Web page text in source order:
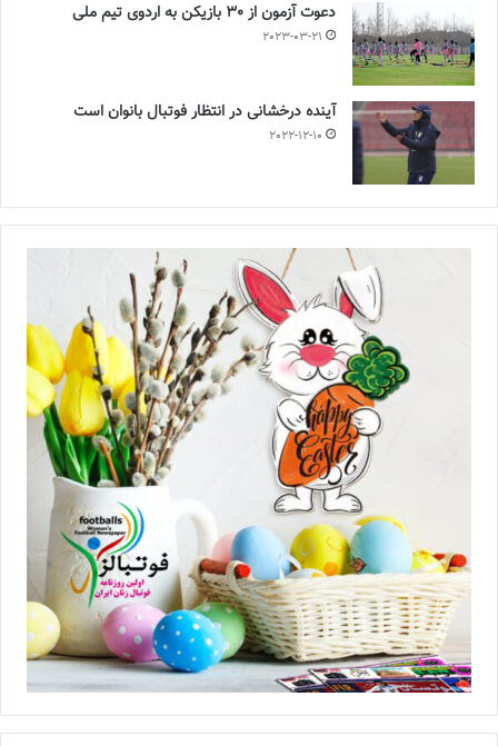
دعوت آزمون از 30 بازیکن به اردوی تیم ملی
2023-03-21
آینده درخشانی در انتظار فوتبال بانوان است
2022-12-10